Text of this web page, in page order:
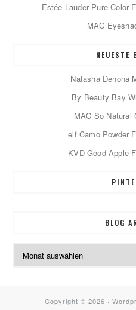
Estée Lauder Pure Color
MAC
NEUESTE
Natasha Denona
By Beauty Bay
MAC So Natural
elf Camo Powder
KVD Good Apple
BLOG
Blog
Archive
Copyright © 2026 ·